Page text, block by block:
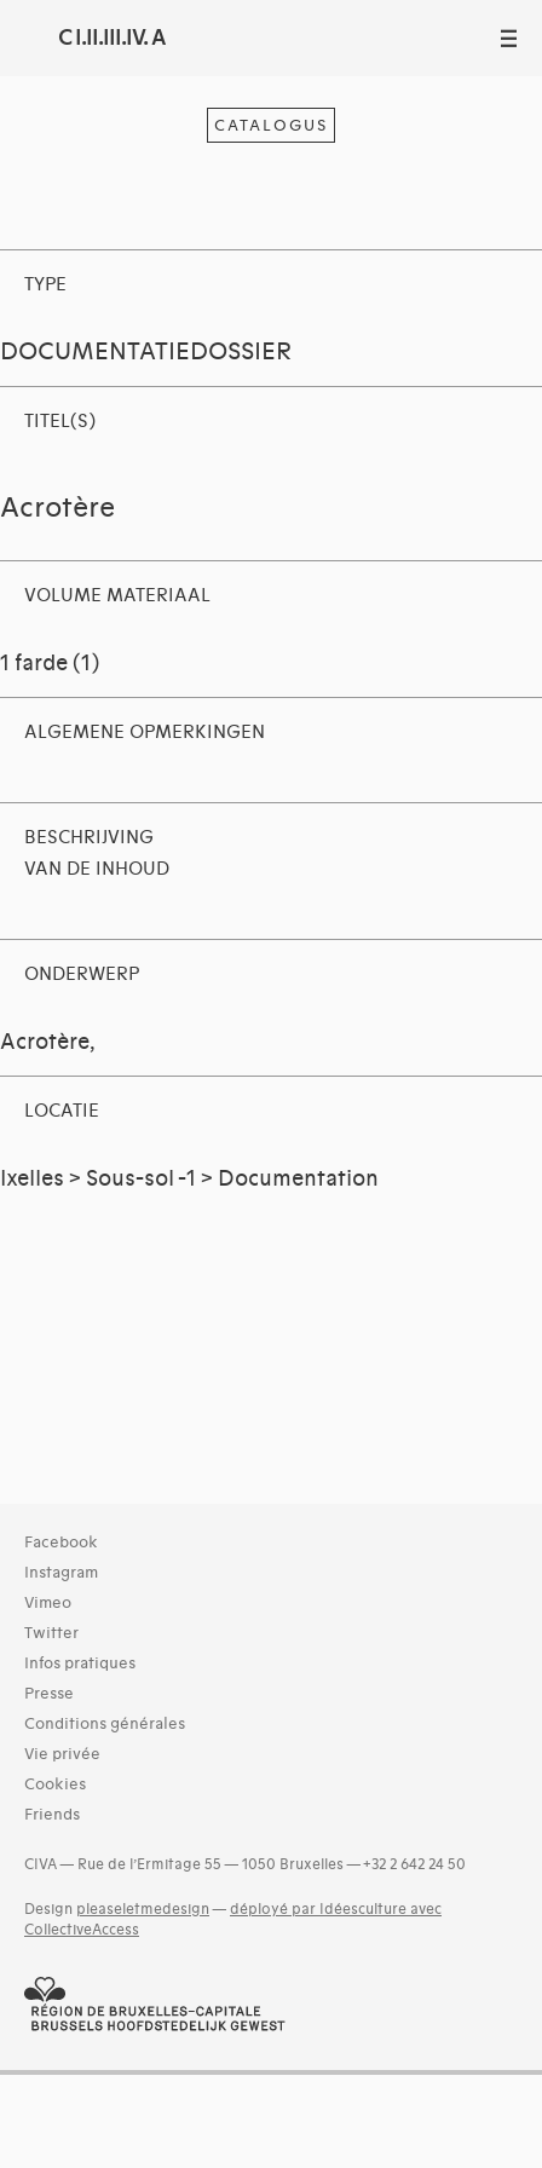
C I.II.III.IV. A III
CATALOGUS
TYPE
DOCUMENTATIEDOSSIER
TITEL(S)
Acrotère
VOLUME MATERIAAL
1 farde (1)
ALGEMENE OPMERKINGEN
BESCHRIJVING
VAN DE INHOUD
ONDERWERP
Acrotère,
LOCATIE
Ixelles > Sous-sol -1 > Documentation
Facebook
Instagram
Vimeo
Twitter
Infos pratiques
Presse
Conditions générales
Vie privée
Cookies
Friends
CIVA — Rue de l’Ermitage 55 — 1050 Bruxelles — +32 2 642 24 50
Design pleaseletmedesign — déployé par Idéesculture avec
CollectiveAccess